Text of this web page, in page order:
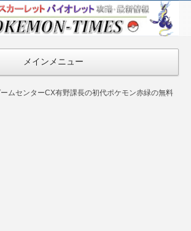
新
メインメニュー
ムセンターCX有野課長の初代ポケモン赤緑の無料